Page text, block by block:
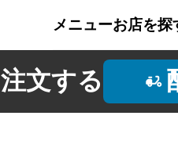
メニューお店を探
注文する